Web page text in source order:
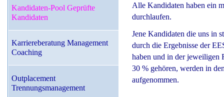
Alle Kandidaten haben ein
durchlaufen.
Jene Kandidaten die uns in
durch die Ergebnisse der
haben und in der jeweiligen
30 % gehören, werden in
aufgenommen.
Kandidaten-Pool Geprüfte
Kandidaten
Karriereberatung Management
Coaching
Outplacement
Trennungsmanagement